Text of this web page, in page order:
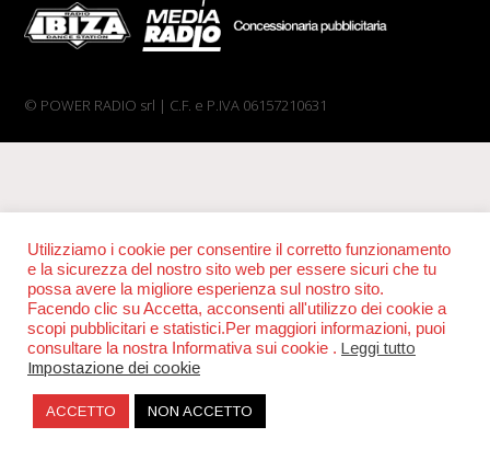
© POWER RADIO srl | C.F. e P.IVA 06157210631
Utilizziamo i cookie per consentire il corretto funzionamento
e la sicurezza del nostro sito web per essere sicuri che tu
possa avere la migliore esperienza sul nostro sito.
Facendo clic su Accetta, acconsenti all'utilizzo dei cookie a
scopi pubblicitari e statistici.Per maggiori informazioni, puoi
consultare la nostra Informativa sui cookie . Leggi tutto
Impostazione dei cookie
ACCETTO NON ACCETTO